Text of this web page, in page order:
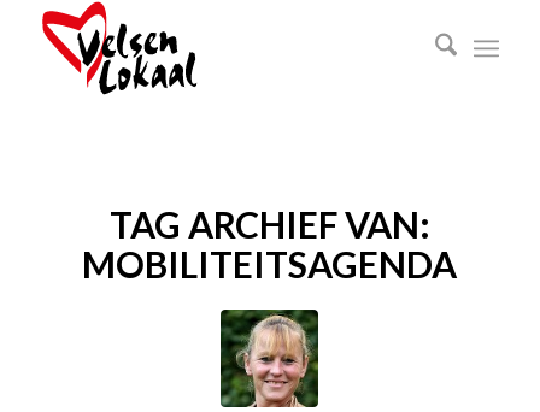
TAG ARCHIEF VAN:
MOBILITEITSAGENDA